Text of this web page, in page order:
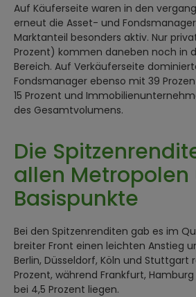
Auf Käuferseite waren in den
erneut die Asset- und
Marktanteil besonders aktiv. Nur
Prozent) kommen daneben noch in
Bereich. Auf Verkäuferseite
Fondsmanager ebenso mit 39
15 Prozent und
des Gesamtvolumens.
Die
allen Metropolen
Basispunkte
Bei den Spitzenrenditen gab es im
breiter Front einen leichten Anstieg
Berlin, Düsseldorf, Köln und Stuttgart
Prozent, während Frankfurt,
bei 4,5 Prozent liegen.